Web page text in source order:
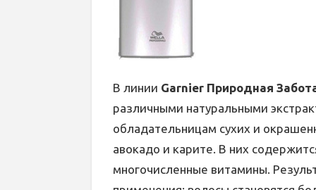
В линии Garnier Природная
различными натуральными
обладательницам сухих и
авокадо и карите. В них
многочисленные витамины.